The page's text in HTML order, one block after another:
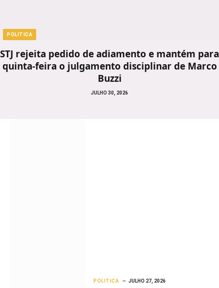
POLITICA
STJ rejeita pedido de adiamento e mantém para
quinta-feira o julgamento disciplinar de Marco
Buzzi
JULHO 30, 2026
POLITICA JULHO 27, 2026